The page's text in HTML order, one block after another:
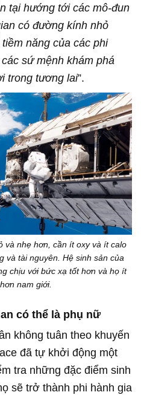
tại hướng tới các mô-đun
có đường kính nhỏ
năng của các phi
sứ mệnh khám phá
trong tương lai”.
và nhẹ hơn, cần ít oxy và ít calo
và tài nguyên. Hệ sinh sản của
chịu với bức xạ tốt hơn và họ ít
nam giới.
có thể là phụ nữ
không tuân theo khuyến
đã tự khởi động một
tra những đặc điểm sinh
sẽ trở thành phi hành gia